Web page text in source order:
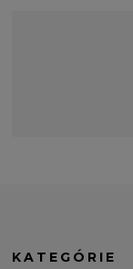
KATEGÓRIE